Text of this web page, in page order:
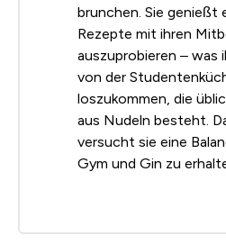
brunchen. Sie genießt
Rezepte mit ihren
auszuprobieren – was
von der
loszukommen, die
aus Nudeln besteht.
versucht sie eine
Gym und Gin zu